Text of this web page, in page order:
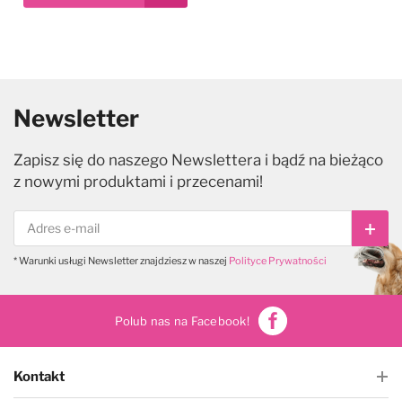
Newsletter
Zapisz się do naszego Newslettera i bądź na bieżąco
z nowymi produktami i przecenami!
* Warunki usługi Newsletter znajdziesz w naszej Polityce Prywatności
Polub nas na Facebook!
Kontakt